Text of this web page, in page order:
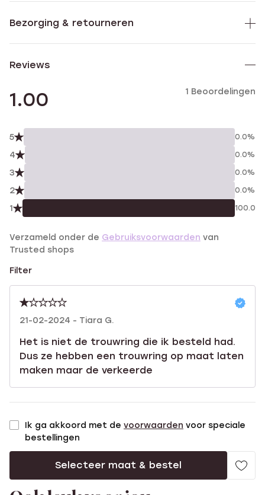
Bezorging & retourneren
Reviews
1.00 1 Beoordelingen
5 0.0%
4 0.0%
3 0.0%
2 0.0%
1 100.0%
Verzameld onder de Gebruiksvoorwaarden van
Trusted shops
Filter
21-02-2024 - Tiara G.
Het is niet de trouwring die ik besteld had.
Dus ze hebben een trouwring op maat laten
maken maar de verkeerde
Ik ga akkoord met de voorwaarden voor speciale
bestellingen
Selecteer maat & bestel